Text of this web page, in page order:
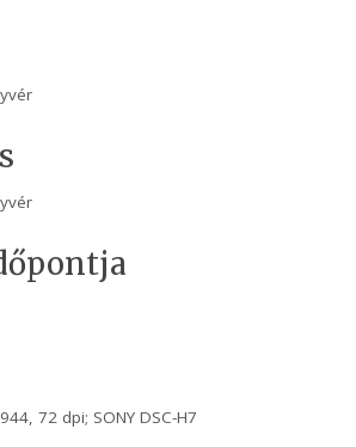
72 dpi; SONY DSC-H7